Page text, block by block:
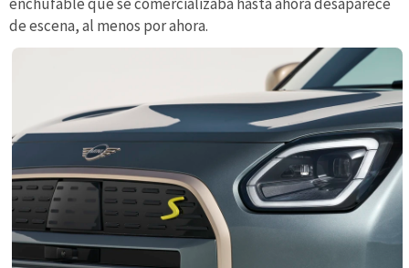
de escena, al menos por ahora.